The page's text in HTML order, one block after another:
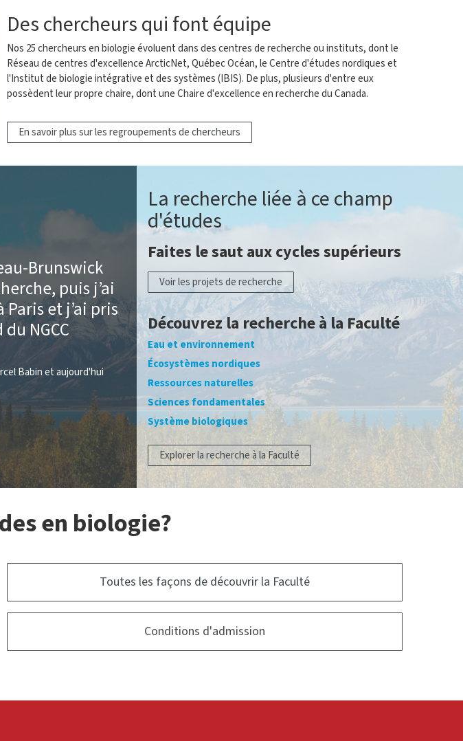
Des chercheurs qui font équipe
Nos 25 chercheurs en biologie évoluent dans des centres de recherche ou instituts, dont le
Réseau de centres d'excellence ArcticNet, Québec Océan, le Centre d'études nordiques et
l'Institut de biologie intégrative et des systèmes (IBIS). De plus, plusieurs d'entre eux
possèdent leur propre chaire, dont une Chaire d'excellence en recherche du Canada.
En savoir plus sur les regroupements de chercheurs
Brunswick
puis j’ai
et j’ai pris
NGCC
Babin et aujourd'hui
La recherche liée à ce champ
d'études
Faites le saut aux cycles supérieurs
Voir les projets de recherche
Découvrez la recherche à la Faculté
Eau et environnement
Écosystèmes nordiques
Ressources naturelles
Sciences fondamentales
Système biologiques
Explorer la recherche à la Faculté
en biologie?
Toutes les façons de découvrir la Faculté
Conditions d'admission